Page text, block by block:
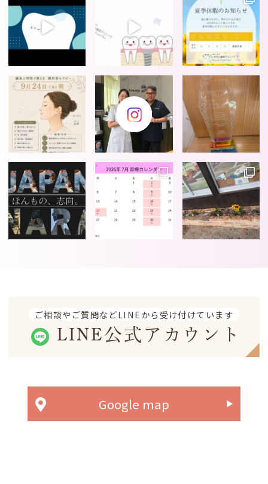
ご相談やご質問などLINEから受け付けています
LINE公式アカウント
Google map